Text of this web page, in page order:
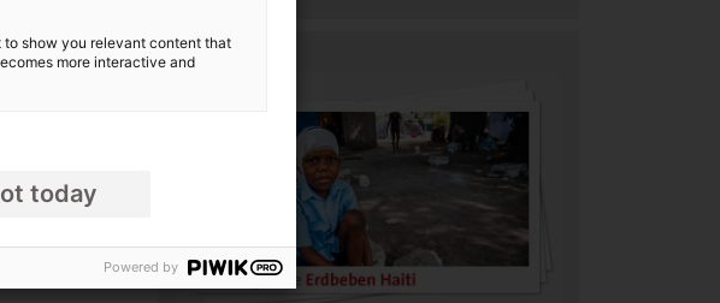
to show you relevant content that
more interactive and
today
Powered by